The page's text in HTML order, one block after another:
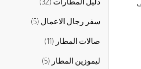
سفر رجال الاعمال (5)
صالات المطار (11)
ليموزين المطار (5)